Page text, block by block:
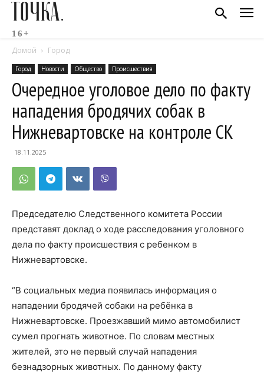
ТОЧКА.
16+
Домой Город
Город Новости Общество Происшествия
Очередное уголовое дело по факту
нападения бродячих собак в
Нижневартовске на контроле СК
18.11.2025
Председателю Следственного комитета России
представят доклад о ходе расследования уголовного
дела по факту происшествия с ребенком в
Нижневартовске.
“В социальных медиа появилась информация о
нападении бродячей собаки на ребёнка в
Нижневартовске. Проезжавший мимо автомобилист
сумел прогнать животное. По словам местных
жителей, это не первый случай нападения
безнадзорных животных. По данному факту